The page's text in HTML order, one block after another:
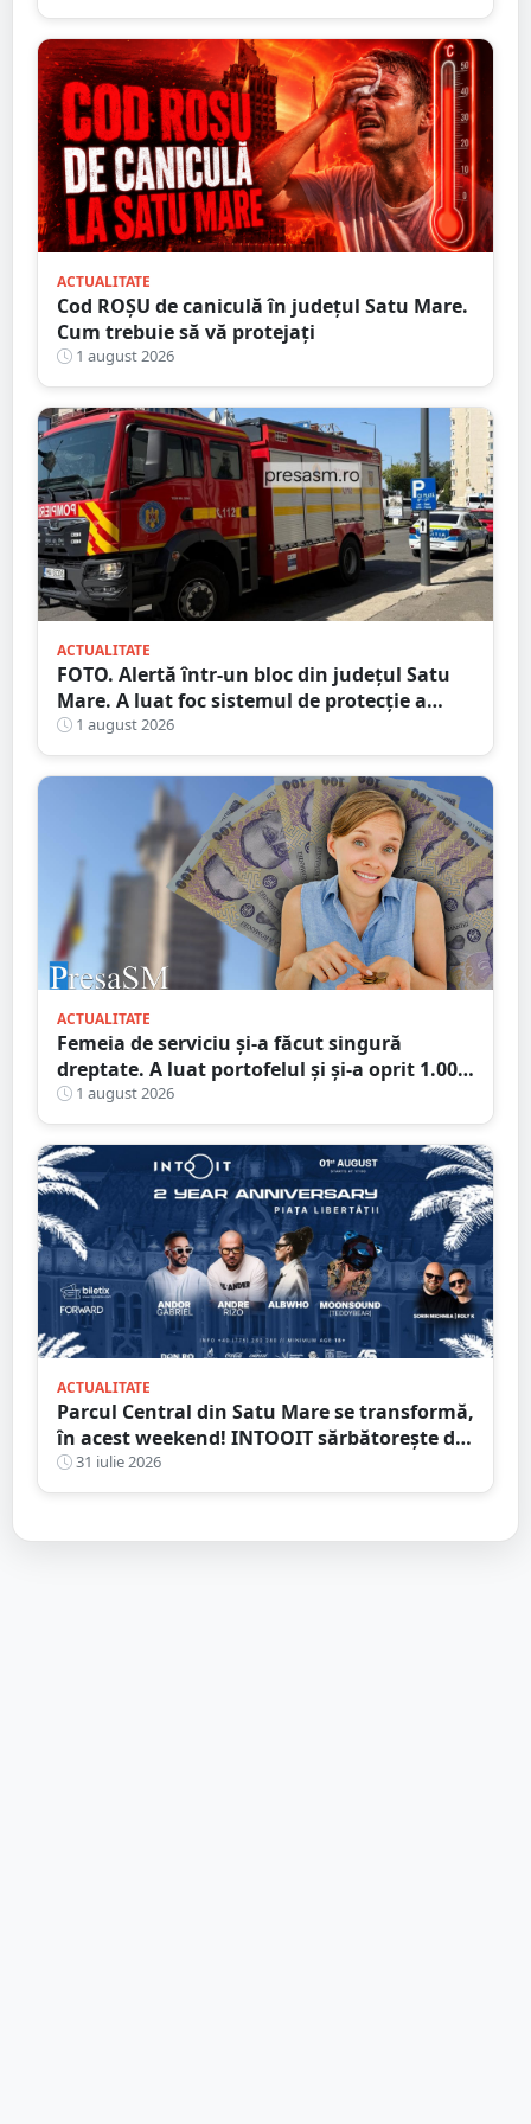
ACTUALITATE
Cod ROȘU de caniculă în județul Satu Mare.
Cum trebuie să vă protejați
1 august 2026
ACTUALITATE
FOTO. Alertă într-un bloc din județul Satu
Mare. A luat foc sistemul de protecție a
gazelor
1 august 2026
ACTUALITATE
Femeia de serviciu și-a făcut singură
dreptate. A luat portofelul și și-a oprit 1.000
de lei: „Ăștia mi se cuvin, sunt pentru
curățenie”
1 august 2026
ACTUALITATE
Parcul Central din Satu Mare se transformă,
în acest weekend! INTOOIT sărbătorește doi
ani printr-un eveniment spectaculos
31 iulie 2026